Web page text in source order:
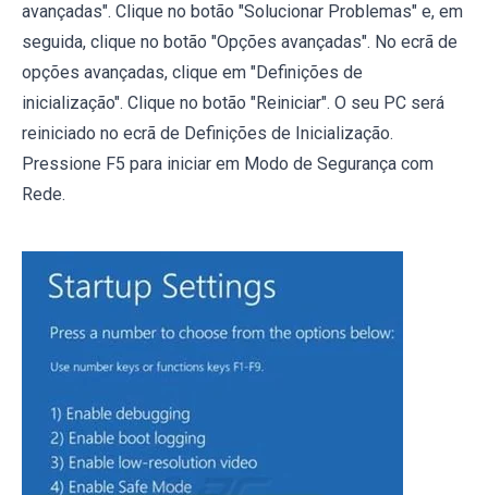
avançadas". Clique no botão "Solucionar Problemas" e, em
seguida, clique no botão "Opções avançadas". No ecrã de
opções avançadas, clique em "Definições de
inicialização". Clique no botão "Reiniciar". O seu PC será
reiniciado no ecrã de Definições de Inicialização.
Pressione F5 para iniciar em Modo de Segurança com
Rede.